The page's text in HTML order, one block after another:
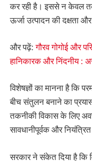
कर रही है। इससे न केवल
ऊर्जा उत्पादन की दक्षता
और पढ़ें:गौरव गोगोई और
हानिकारक और निंदनीय :
विशेषज्ञों का मानना है कि
बीच संतुलन बनाने का
तकनीकी विकास के लिए
सावधानीपूर्वक और
सरकार ने संकेत दिया है कि